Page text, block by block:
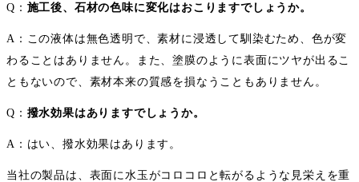
Q： 施工後、石材の色味に変化はおこりますでしょうか。
A：この液体は無色透明で、素材に浸透して馴染むため、色が変
わることはありません。また、塗膜のように表面にツヤが出るこ
ともないので、素材本来の質感を損なうこともありません。
Q： 撥水効果はありますでしょうか。
A：はい、撥水効果はあります。
当社の製品は、表面に水玉がコロコロと転がるような見栄えを重